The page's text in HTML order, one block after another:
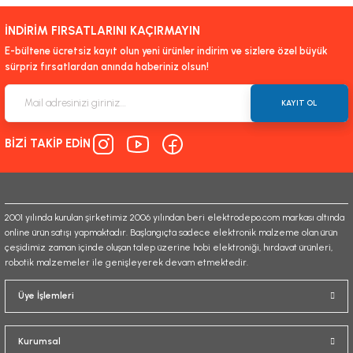
yetersiz gördüğünüz noktaları öneri formunu kullanarak tarafımıza
iletebilirsiniz.
Görüş ve önerileriniz için teşekkür ederiz.
Ürün açıklamasında eksik bilgiler bulunuyor.
Ürün bilgilerinde hatalar bulunuyor.
Ürün fiyatı diğer sitelerden daha pahalı.
Gönder
İNDİRİM FIRSATLARINI KAÇIRMAYIN
E-bültene ücretsiz kayıt olun yeni ürünler indirim ve sizlere özel büyük
sürpriz fırsatlardan anında haberiniz olsun!
KAYIT OL
BİZİ TAKİP EDİN
2001 yılında kurulan şirketimiz 2006 yılından beri elektrodepo.com markası altında
online ürün satışı yapmaktadır. Başlangıçta sadece elektronik malzeme olan ürün
çeşidimiz zaman içinde oluşan talep üzerine hobi elektroniği, hırdavat ürünleri,
robotik malzemeler ile genişleyerek devam etmektedir.
Üye İşlemleri
Kurumsal